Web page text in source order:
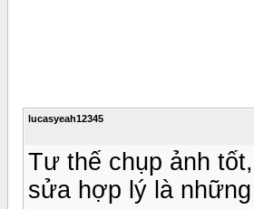
lucasyeah12345
Tư thế chụp ảnh
sửa hợp lý là